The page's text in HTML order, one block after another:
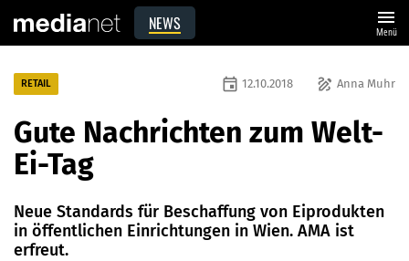
NEWS menu
Menü
RETAIL draw Anna Muhr
event 12.10.2018
Gute Nachrichten zum Welt-
Ei-Tag
Neue Standards für Beschaffung von Eiprodukten
in öffentlichen Einrichtungen in Wien. AMA ist
erfreut.